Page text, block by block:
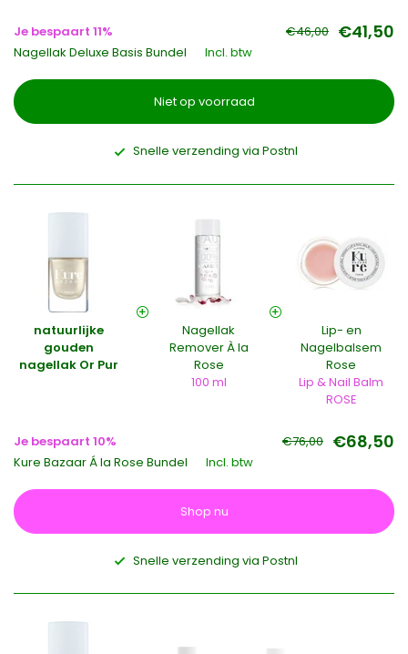
Je bespaart 11% €46,00 €41,50
Nagellak Deluxe Basis Bundel Incl. btw
Niet op voorraad
Snelle verzending via Postnl
natuurlijke
gouden
nagellak Or Pur
Nagellak
Remover À la
Rose
100 ml
Lip- en
Nagelbalsem
Rose
Lip & Nail Balm
ROSE
Je bespaart 10% €76,00 €68,50
Kure Bazaar Á la Rose Bundel Incl. btw
Shop nu
Snelle verzending via Postnl